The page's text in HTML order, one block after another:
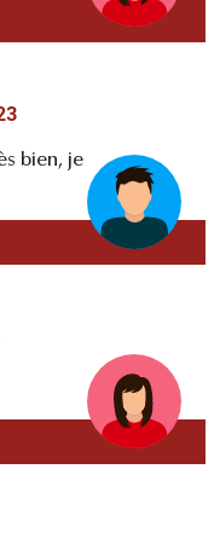
bien, je